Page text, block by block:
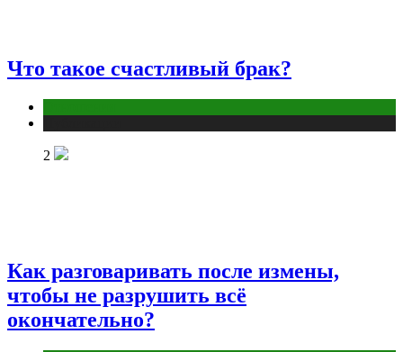
Что такое счастливый брак?
2
Как разговаривать после измены,
чтобы не разрушить всё
окончательно?